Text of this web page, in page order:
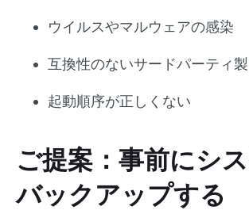
ウイルスやマルウェアの感染
互換性のないサードパーティ
起動順序が正しくない
ご提案：事前にシ
バックアップする